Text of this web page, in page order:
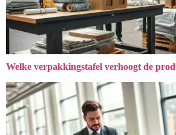
Welke verpakkingstafel verhoogt de